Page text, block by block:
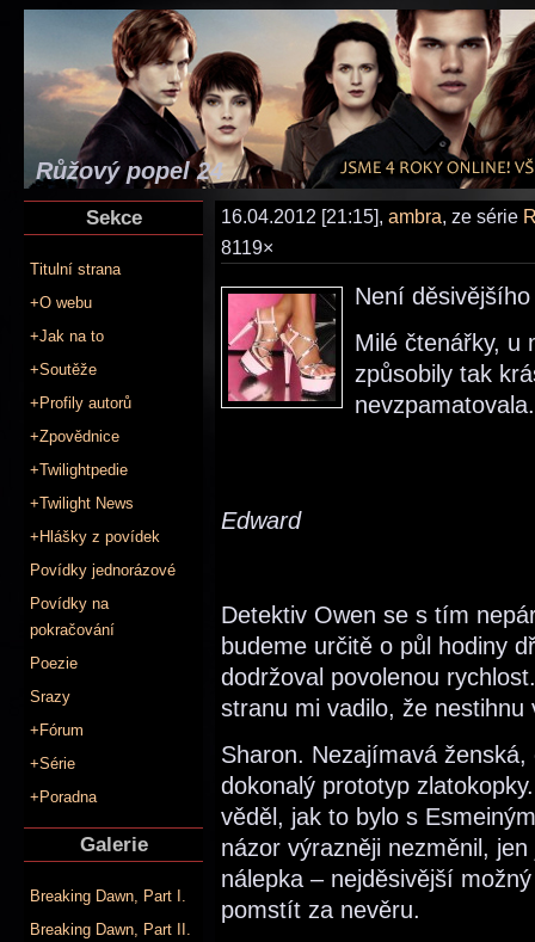
Růžový popel 24
Sekce
Titulní strana
+O webu
+Jak na to
+Soutěže
+Profily autorů
+Zpovědnice
+Twilightpedie
+Twilight News
+Hlášky z povídek
Povídky jednorázové
Povídky na
pokračování
Poezie
Srazy
+Fórum
+Série
+Poradna
Galerie
Breaking Dawn, Part I.
Breaking Dawn, Part II.
16.04.2012 [21:15], ambra, ze série
8119×
Není
Milé čtenářky, u
způsobily tak
Edward
Detektiv Owen se s tím
budeme určitě o půl hodiny
dodržoval povolenou
stranu mi vadilo, že
Sharon. Nezajímavá
dokonalý prototyp
věděl, jak to bylo s
názor výrazněji nezměnil,
nálepka – nejděsivější
pomstít za nevěru.